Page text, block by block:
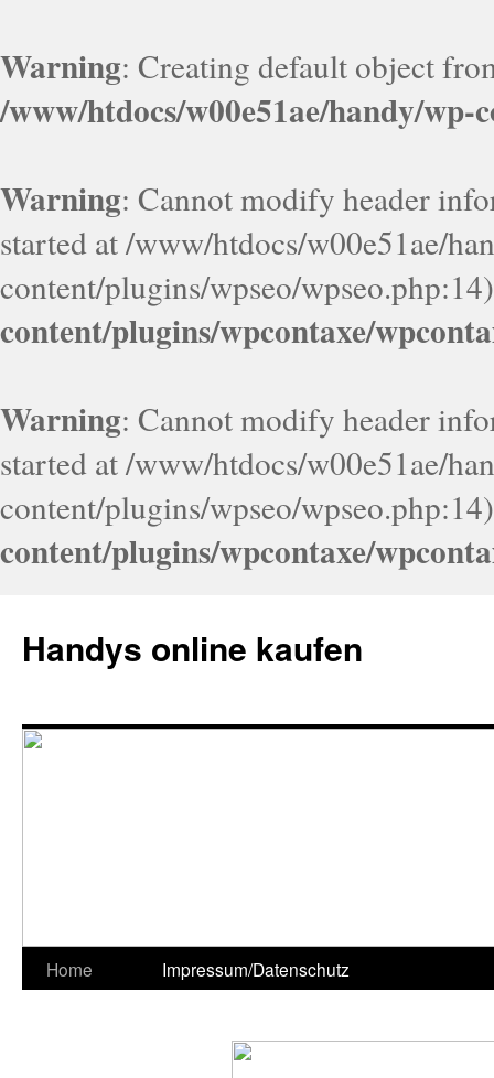
Warning: Creating default object
/www/htdocs/w00e51ae/handy/wp-
Warning: Cannot modify header
started at /www/htdocs/w00e51ae/
content/plugins/wpseo/
content/plugins/wpcontaxe/
Warning: Cannot modify header
started at /www/htdocs/w00e51ae/
content/plugins/wpseo/
content/plugins/wpcontaxe/
Handys online kaufen
Home Impressum/Datenschutz